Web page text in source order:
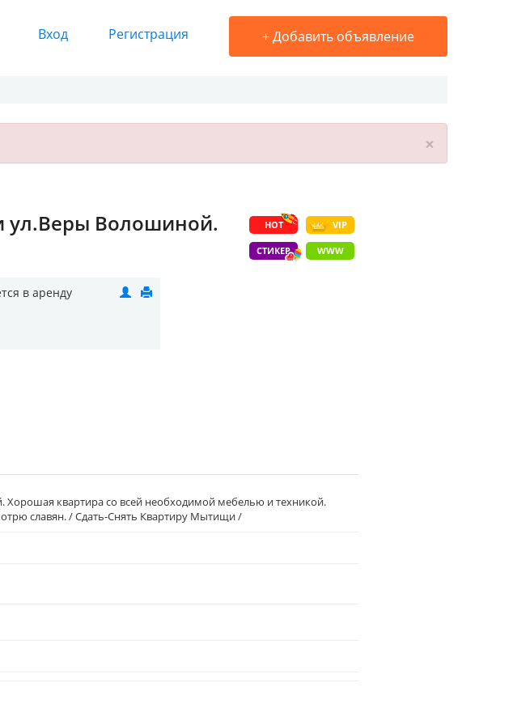
Вход Регистрация +Добавить объявление
×
HOT VIP
СТИКЕР WWW
ул.Веры Волошиной.
в аренду
квартира со всей необходимой мебелью и техникой.
славян. / Сдать-Снять Квартиру Мытищи /